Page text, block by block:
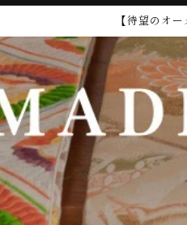
【待望のオ